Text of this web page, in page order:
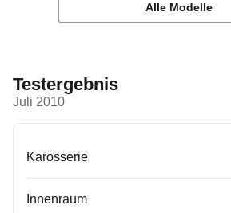
Alle Modelle
Testergebnis
Juli 2010
Karosserie
Innenraum